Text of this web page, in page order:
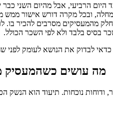
הרביעי, אבל מהיום השני
ובכל מקרה דורש אישור ממש
חלק מהמעסיקים מסרבים להכיר
בסיס בלבד ולא לפי השכר הכולל.
לבדוק את הנושא לעומק לפני
מה עושים כשהמעסיק
נוכחות. תיעוד הוא הנשק